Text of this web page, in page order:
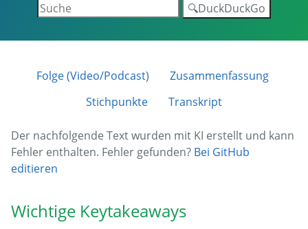
🔍DuckDuckGo
Folge (Video/Podcast)
Zusammenfassung
Stichpunkte
Transkript
Der nachfolgende Text wurden mit KI erstellt und kann
Fehler enthalten. Fehler gefunden? Bei GitHub
editieren
Wichtige Keytakeaways